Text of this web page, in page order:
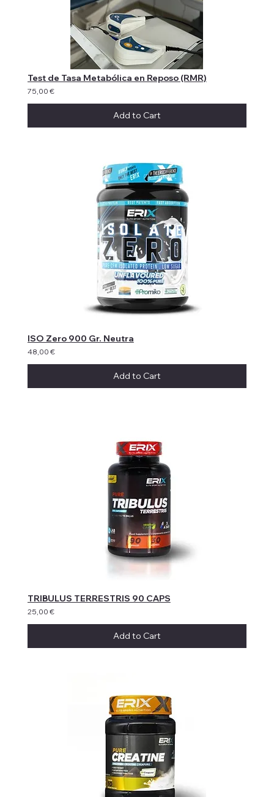
Test de Tasa Metabólica en Reposo (RMR)
75,00 €
Add to Cart
ISO Zero 900 Gr. Neutra
48,00 €
Add to Cart
TRIBULUS TERRESTRIS 90 CAPS
25,00 €
Add to Cart